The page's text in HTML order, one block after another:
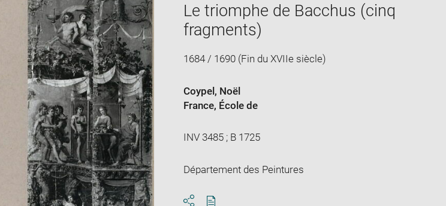
Le triomphe de Bacchus (cinq
fragments)
1684 / 1690 (Fin du XVIIe siècle)
Coypel, Noël
France, École de
INV 3485 ; B 1725
Département des Peintures